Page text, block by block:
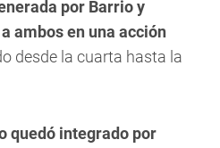
por Barrio y
ambos en una acción
desde la cuarta hasta la
quedó integrado por